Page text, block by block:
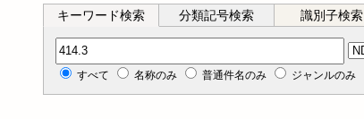
キーワード検索 分類記号検索 識別子検索
分類記号検索
すべて 名称のみ 普通件名のみ ジャンルのみ